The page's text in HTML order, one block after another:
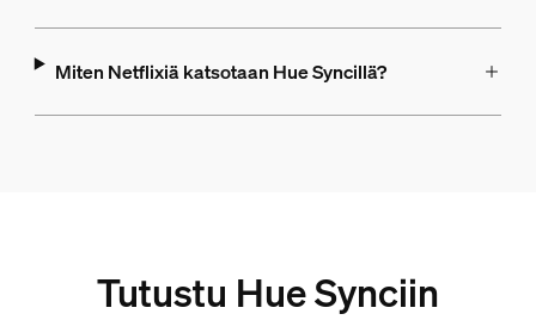
Miten Netflixiä katsotaan Hue Syncillä?
Tutustu Hue Synciin